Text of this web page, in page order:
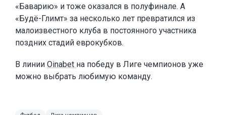
«Баварию» и тоже оказался в полуфинале. А
«Будё-Глимт» за несколько лет превратился из
малоизвестного клуба в постоянного участника
поздних стадий еврокубков.
В линии Oinabet на победу в Лиге чемпионов уже
можно выбрать любимую команду.